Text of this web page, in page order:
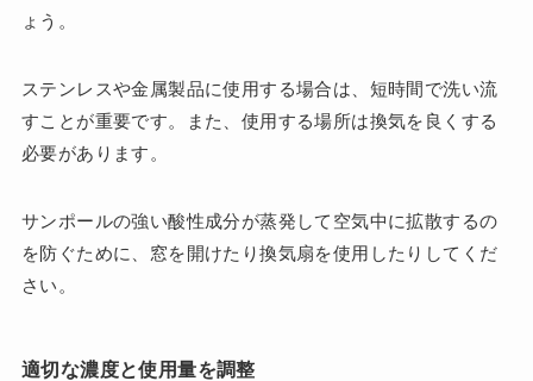
ょう。
ステンレスや金属製品に使用する場合は、短時間で洗い流
すことが重要です。また、使用する場所は換気を良くする
必要があります。
サンポールの強い酸性成分が蒸発して空気中に拡散するの
を防ぐために、窓を開けたり換気扇を使用したりしてくだ
さい。
適切な濃度と使用量を調整